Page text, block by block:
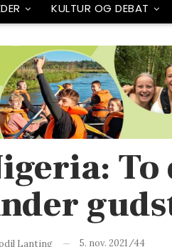
KULTUR OG DEBAT
Lanting 5. nov. 2021/44